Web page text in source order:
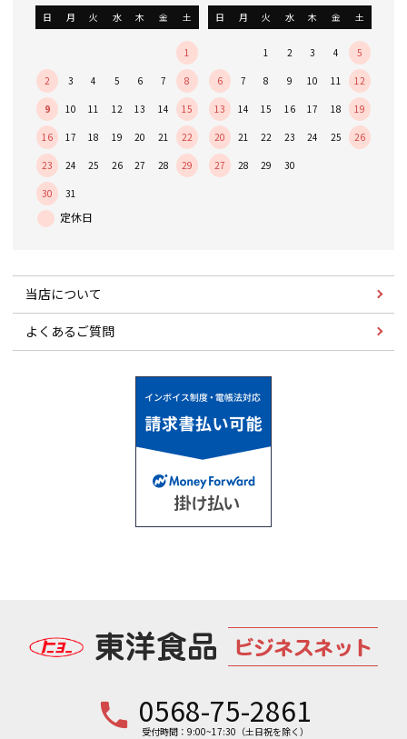
日 月 火 水 木 金 土
1
2 3 4 5 6 7 8
9 10 11 12 13 14 15
16 17 18 19 20 21 22
23 24 25 26 27 28 29
30 31
日 月 火 水 木 金 土
1 2 3 4 5
6 7 8 9 10 11 12
13 14 15 16 17 18 19
20 21 22 23 24 25 26
27 28 29 30
当店について
よくあるご質問
phone 0568-75-2861
受付時間：9:00~17:30（土日祝を除く）